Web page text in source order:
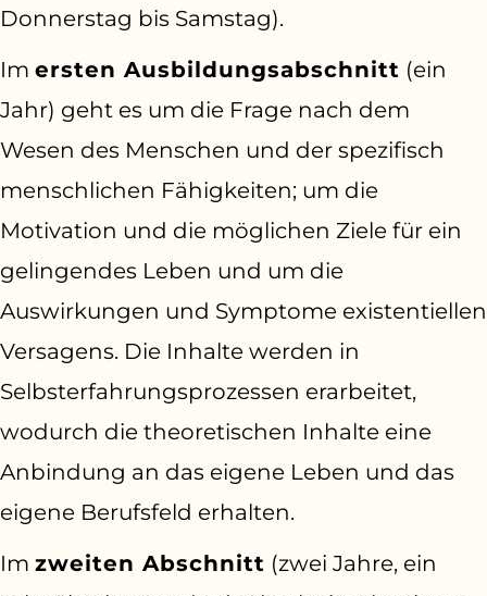
Donnerstag bis Samstag).
Im ersten Ausbildungsabschnitt (ein
Jahr) geht es um die Frage nach dem
Wesen des Menschen und der spezifisch
menschlichen Fähigkeiten; um die
Motivation und die möglichen Ziele für ein
gelingendes Leben und um die
Auswirkungen und Symptome existentiellen
Versagens. Die Inhalte werden in
Selbsterfahrungsprozessen erarbeitet,
wodurch die theoretischen Inhalte eine
Anbindung an das eigene Leben und das
eigene Berufsfeld erhalten.
Im zweiten Abschnitt (zwei Jahre, ein